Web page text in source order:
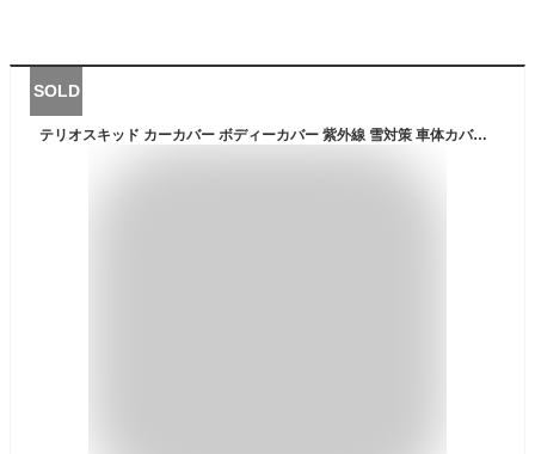
SOLD
テリオスキッド カーカバー ボディーカバー 紫外線 雪対策 車体カバー 傷防止 新車 旧車 雨風 霜 凍結防止 裏生地 専車専用 車中泊 車旅 あす楽 PM2.5 花粉 四季対応【送料無料】